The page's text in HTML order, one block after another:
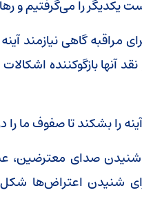
یکدیگر را می‌گرفتیم و
مراقبه گاهی
آنها بازگوکننده
را بشکند تا صفوف ما را
و شنیدن صدای
شنیدن اعتراض‌ها شکل